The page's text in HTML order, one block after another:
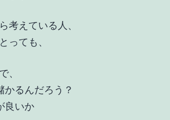
考えている人、
っても、
、
かるんだろう？
良いか